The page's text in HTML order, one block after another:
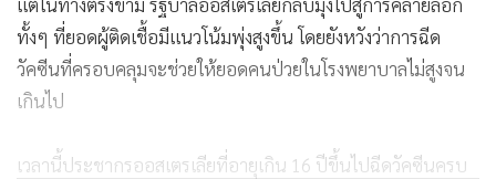
แต่ในทางตรงข้าม รัฐบาลออสเตรเลียกลับมุ่งไปสู่การคลายล็อก
ทั้งๆ ที่ยอดผู้ติดเชื้อมีแนวโน้มพุ่งสูงขึ้น โดยยังหวังว่าการฉีด
วัคซีนที่ครอบคลุมจะช่วยให้ยอดคนป่วยในโรงพยาบาลไม่สูงจน
เกินไป
เวลานี้ประชากรออสเตรเลียที่อายุเกิน 16 ปีขึ้นไปฉีดวัคซีนครบ